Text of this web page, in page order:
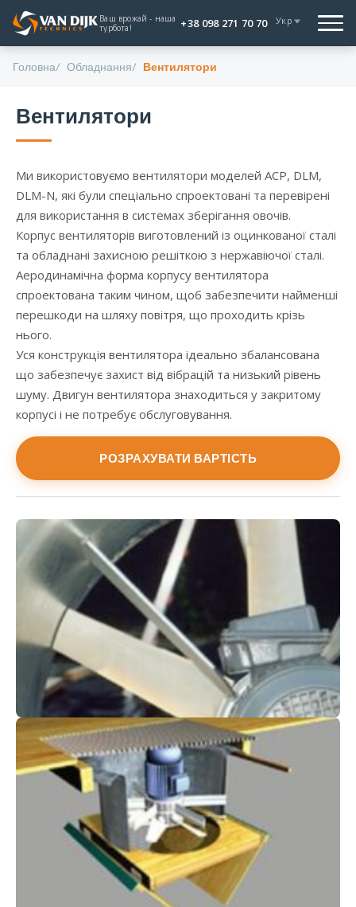
Ваш врожай - наша
турбота!
+38 098 271 70 70 Укр
Головна Обладнання Вентилятори
Вентилятори
Ми використовуємо вентилятори моделей ACP, DLM,
DLM-N, які були спеціально спроектовані та перевірені
для використання в системах зберігання овочів.
Корпус вентиляторів виготовлений із оцинкованої сталі
та обладнані захисною решіткою з нержавіючої сталі.
Аеродинамічна форма корпусу вентилятора
спроектована таким чином, щоб забезпечити найменші
перешкоди на шляху повітря, що проходить крізь
нього.
Уся конструкція вентилятора ідеально збалансована
що забезпечує захист від вібрацій та низький рівень
шуму. Двигун вентилятора знаходиться у закритому
корпусі і не потребує обслуговування.
РОЗРАХУВАТИ ВАРТІСТЬ